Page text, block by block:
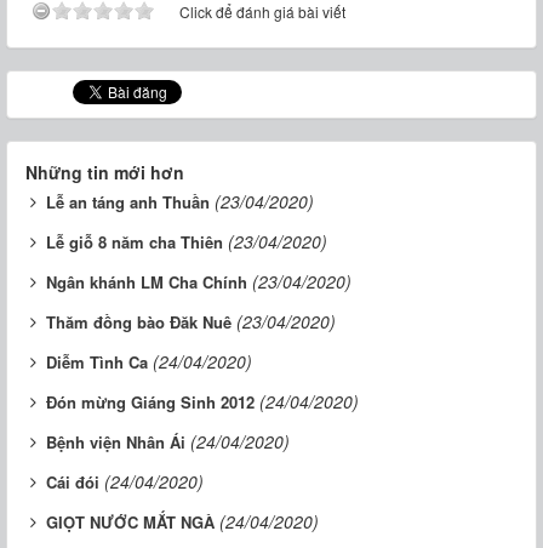
Click để đánh giá bài viết
Những tin mới hơn
Lễ an táng anh Thuần (23/04/2020)
Lễ giỗ 8 năm cha Thiên (23/04/2020)
Ngân khánh LM Cha Chính (23/04/2020)
Thăm đồng bào Đăk Nuê (23/04/2020)
Diễm Tình Ca (24/04/2020)
Đón mừng Giáng Sinh 2012 (24/04/2020)
Bệnh viện Nhân Ái (24/04/2020)
Cái đói (24/04/2020)
GIỌT NƯỚC MẮT NGÀ (24/04/2020)